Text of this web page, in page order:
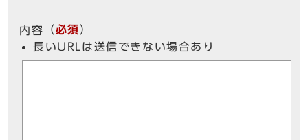
内容 （必須）
長いURLは送信できない場合あり